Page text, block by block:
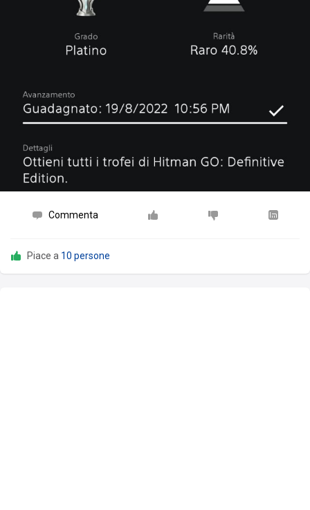
Commenta
Piace a 10 persone